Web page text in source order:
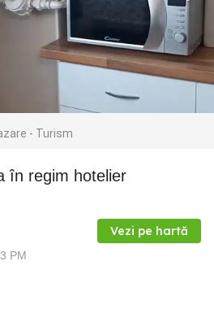
- Turism
în regim hotelier
Vezi pe hartă
PM